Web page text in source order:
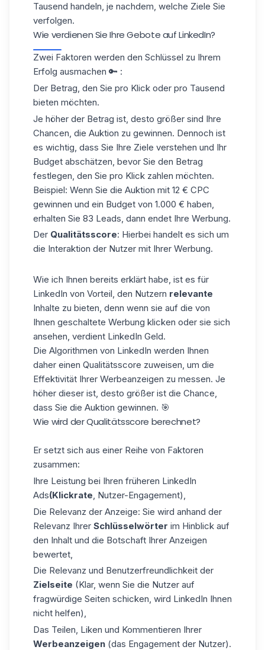
Tausend handeln, je nachdem, welche Ziele Sie
verfolgen.
Wie verdienen Sie Ihre Gebote auf LinkedIn?
Zwei Faktoren werden den Schlüssel zu Ihrem
Erfolg ausmachen 🔑 :
Der Betrag, den Sie pro Klick oder pro Tausend
bieten möchten.
Je höher der Betrag ist, desto größer sind Ihre
Chancen, die Auktion zu gewinnen. Dennoch ist
es wichtig, dass Sie Ihre Ziele verstehen und Ihr
Budget abschätzen, bevor Sie den Betrag
festlegen, den Sie pro Klick zahlen möchten.
Beispiel: Wenn Sie die Auktion mit 12 € CPC
gewinnen und ein Budget von 1.000 € haben,
erhalten Sie 83 Leads, dann endet Ihre Werbung.
Der Qualitätsscore: Hierbei handelt es sich um
die Interaktion der Nutzer mit Ihrer Werbung.
Wie ich Ihnen bereits erklärt habe, ist es für
LinkedIn von Vorteil, den Nutzern relevante
Inhalte zu bieten, denn wenn sie auf die von
Ihnen geschaltete Werbung klicken oder sie sich
ansehen, verdient LinkedIn Geld.
Die Algorithmen von LinkedIn werden Ihnen
daher einen Qualitätsscore zuweisen, um die
Effektivität Ihrer Werbeanzeigen zu messen. Je
höher dieser ist, desto größer ist die Chance,
dass Sie die Auktion gewinnen. 🎯
Wie wird der Qualitätsscore berechnet?
Er setzt sich aus einer Reihe von Faktoren
zusammen:
Ihre Leistung bei Ihren früheren LinkedIn
Ads(Klickrate , Nutzer-Engagement),
Die Relevanz der Anzeige: Sie wird anhand der
Relevanz Ihrer Schlüsselwörter im Hinblick auf
den Inhalt und die Botschaft Ihrer Anzeigen
bewertet,
Die Relevanz und Benutzerfreundlichkeit der
Zielseite (Klar, wenn Sie die Nutzer auf
fragwürdige Seiten schicken, wird LinkedIn Ihnen
nicht helfen),
Das Teilen, Liken und Kommentieren Ihrer
Werbeanzeigen (das Engagement der Nutzer).